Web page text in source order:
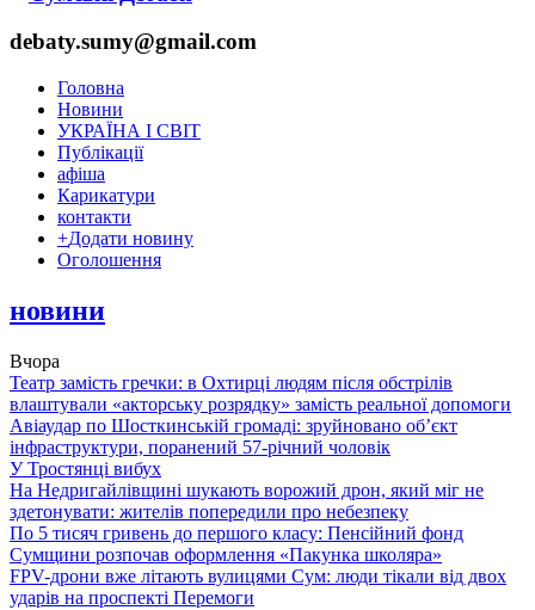
debaty.sumy@gmail.com
Головна
Новини
УКРАЇНА І СВІТ
Публікації
афіша
Карикатури
контакти
+Додати новину
Оголошення
новини
Вчора
Театр замість гречки: в Охтирці людям після обстрілів
влаштували «акторську розрядку» замість реальної допомоги
Авіаудар по Шосткинській громаді: зруйновано об’єкт
інфраструктури, поранений 57-річний чоловік
У Тростянці вибух
На Недригайлівщині шукають ворожий дрон, який міг не
здетонувати: жителів попередили про небезпеку
По 5 тисяч гривень до першого класу: Пенсійний фонд
Сумщини розпочав оформлення «Пакунка школяра»
FPV-дрони вже літають вулицями Сум: люди тікали від двох
ударів на проспекті Перемоги